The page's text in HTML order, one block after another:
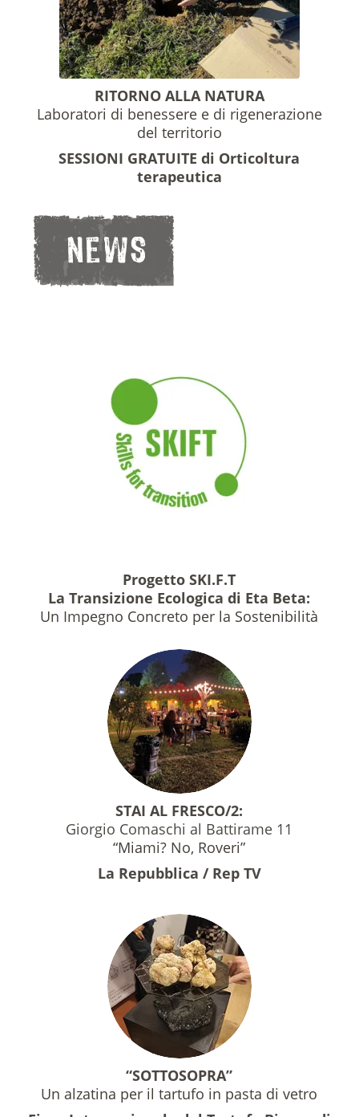
RITORNO ALLA NATURA
Laboratori di benessere e di rigenerazione
del territorio
SESSIONI GRATUITE di Orticoltura
terapeutica
Progetto SKI.F.T
La Transizione Ecologica di Eta Beta:
Un Impegno Concreto per la Sostenibilità
STAI AL FRESCO/2:
Giorgio Comaschi al Battirame 11
“Miami? No, Roveri”
La Repubblica / Rep TV
“SOTTOSOPRA”
Un alzatina per il tartufo in pasta di vetro